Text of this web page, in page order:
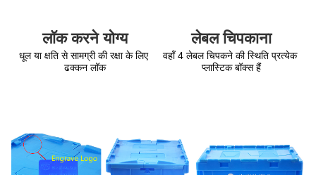
लॉक करने योग्य
धूल या क्षति से सामग्री की रक्षा के लिए
ढक्कन लॉक
लेबल चिपकाना
वहाँ 4 लेबल चिपकने की स्थिति प्रत्येक
प्लास्टिक बॉक्स हैं